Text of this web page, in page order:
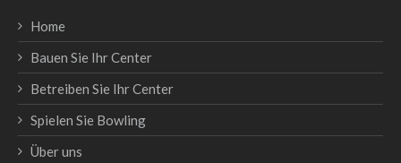
Home
Bauen Sie Ihr Center
Betreiben Sie Ihr Center
Spielen Sie Bowling
Über uns